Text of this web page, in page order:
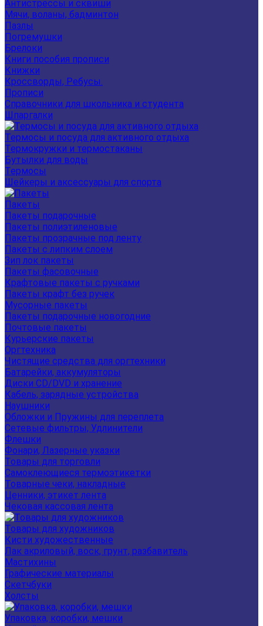
Антистрессы и сквиши
Мячи, воланы, бадминтон
Пазлы
Погремушки
Брелоки
Книги пособия прописи
Книжки
Кроссворды, Ребусы.
Прописи
Справочники для школьника и студента
Шпаргалки
Термосы и посуда для активного отдыха
Термокружки и термостаканы
Бутылки для воды
Термосы
Шейкеры и аксессуары для спорта
Пакеты
Пакеты подарочные
Пакеты полиэтиленовые
Пакеты прозрачные под ленту
Пакеты с липким слоем
Зип лок пакеты
Пакеты фасовочные
Крафтовые пакеты с ручками
Пакеты крафт без ручек
Мусорные пакеты
Пакеты подарочные новогодние
Почтовые пакеты
Курьерские пакеты
Оргтехника
Чистящие средства для оргтехники
Батарейки, аккумуляторы
Диски CD/DVD и хранение
Кабель, зарядные устройства
Наушники
Обложки и Пружины для переплета
Сетевые фильтры, Удлинители
Флешки
Фонари, Лазерные указки
Товары для торговли
Самоклеющиеся термоэтикетки
Товарные чеки, накладные
Ценники, этикет лента
Чековая кассовая лента
Товары для художников
Кисти художественные
Лак акриловый, воск, грунт, разбавитель
Мастихины
Графические материалы
Скетчбуки
Холсты
Упаковка, коробки, мешки